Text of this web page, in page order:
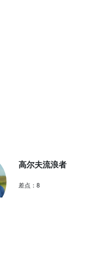
高尔夫流浪者
差点： 8